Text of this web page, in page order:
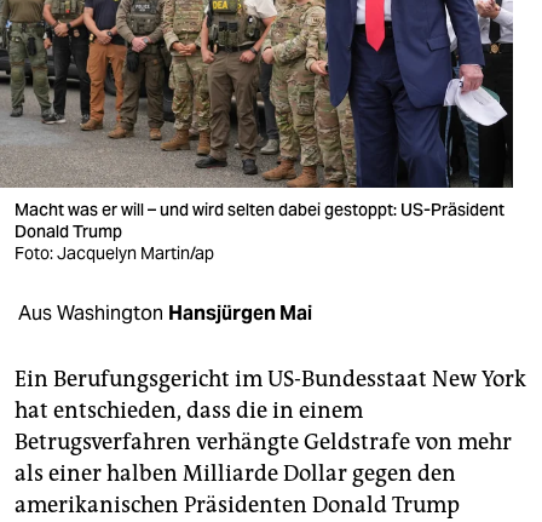
verlag
veranstaltungen
shop
fragen & hilfe
unterstützen
genossenschaft
epaper login
Macht was er will – und wird selten dabei gestoppt: US-Präsident
Donald Trump
Foto: Jacquelyn Martin/ap
Aus Washington Hansjürgen Mai
Ein Berufungsgericht im US-Bundesstaat New York
hat entschieden, dass die in einem
Betrugsverfahren verhängte Geldstrafe von mehr
als einer halben Milliarde Dollar gegen den
amerikanischen Präsidenten Donald Trump